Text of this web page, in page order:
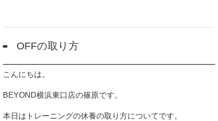
OFFの取り方
こんにちは。
BEYOND横浜東口店の篠原です。
本日はトレーニングの休養の取り方についてです。